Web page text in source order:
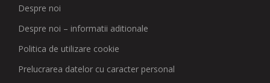
Despre noi
Despre noi – informatii aditionale
Politica de utilizare cookie
Prelucrarea datelor cu caracter personal